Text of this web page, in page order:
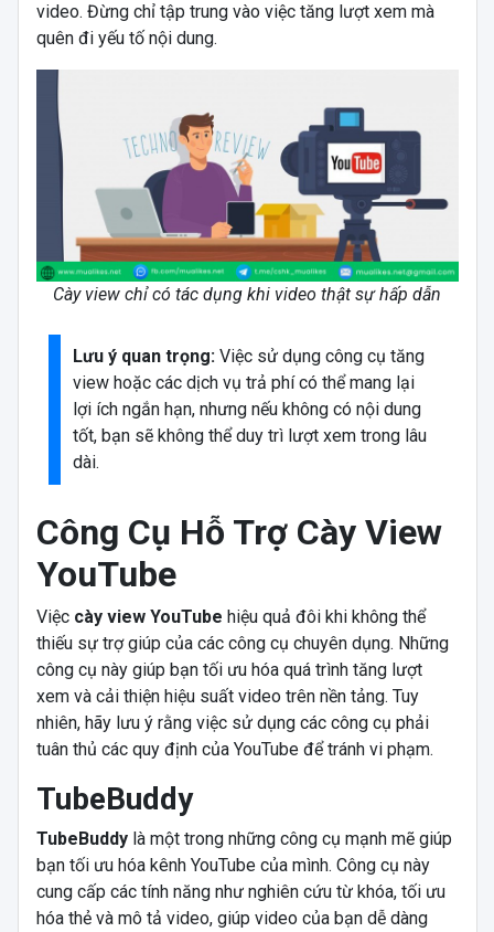
video. Đừng chỉ tập trung vào việc tăng lượt xem mà
quên đi yếu tố nội dung.
Cày view chỉ có tác dụng khi video thật sự hấp dẫn
Lưu ý quan trọng: Việc sử dụng công cụ tăng
view hoặc các dịch vụ trả phí có thể mang lại
lợi ích ngắn hạn, nhưng nếu không có nội dung
tốt, bạn sẽ không thể duy trì lượt xem trong lâu
dài.
Công Cụ Hỗ Trợ Cày View
YouTube
Việc cày view YouTube hiệu quả đôi khi không thể
thiếu sự trợ giúp của các công cụ chuyên dụng. Những
công cụ này giúp bạn tối ưu hóa quá trình tăng lượt
xem và cải thiện hiệu suất video trên nền tảng. Tuy
nhiên, hãy lưu ý rằng việc sử dụng các công cụ phải
tuân thủ các quy định của YouTube để tránh vi phạm.
TubeBuddy
TubeBuddylà một trong những công cụ mạnh mẽ giúp
bạn tối ưu hóa kênh YouTube của mình. Công cụ này
cung cấp các tính năng như nghiên cứu từ khóa, tối ưu
hóa thẻ và mô tả video, giúp video của bạn dễ dàng